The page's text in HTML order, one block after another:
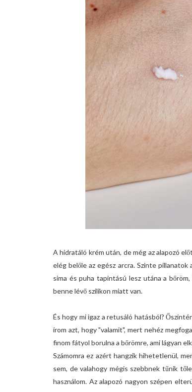
A hidratáló krém után, de még az alapozó
elég belőle az egész arcra. Szinte
sima és puha tapintású lesz utána a
benne lévő szilikon miatt van.
És hogy mi igaz a retusáló hatásból?
írom azt, hogy "valamit", mert nehéz
finom fátyol borulna a bőrömre, ami lágyan
Számomra ez azért hangzik hihetetlenül,
sem, de valahogy mégis szebbnek tűnik
használom. Az alapozó nagyon szépen